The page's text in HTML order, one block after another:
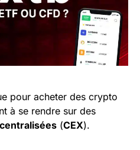
pour acheter des crypto
à se rendre sur des
(CEX).